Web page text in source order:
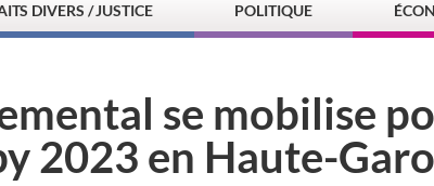
DIVERS / JUSTICE POLITIQUE
se mobilise
2023 en Haute-